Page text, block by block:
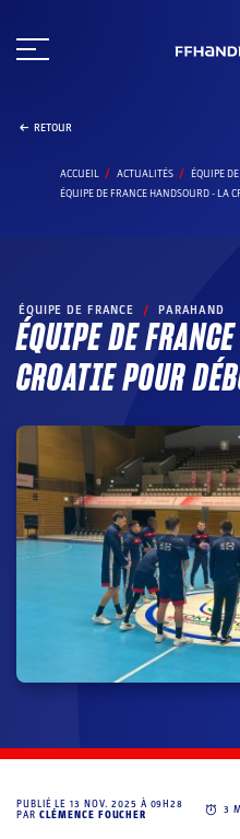
au
RETOUR
ACCUEIL ACTUALITÉS ÉQUIPE
ÉQUIPE DE FRANCE HANDSOURD - LA
ÉQUIPE DE FRANCE / PARAHAND
ÉQUIPE DE
CROATIE POUR
PUBLIÉ LE13 NOV. 2025 À 09H28
PAR CLÉMENCE FOUCHER 3